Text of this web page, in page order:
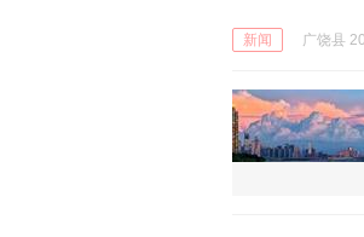
新闻 广饶县